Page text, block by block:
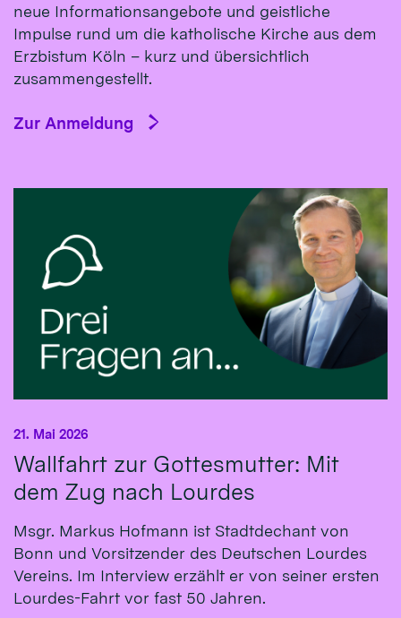
neue Informationsangebote und geistliche
Impulse rund um die katholische Kirche aus dem
Erzbistum Köln – kurz und übersichtlich
zusammengestellt.
Zur Anmeldung
Wallfahrt zur Gottesmutter: Mit
dem Zug nach Lourdes
21. Mai 2026
Msgr. Markus Hofmann ist Stadtdechant von
Bonn und Vorsitzender des Deutschen Lourdes
Vereins. Im Interview erzählt er von seiner ersten
Lourdes-Fahrt vor fast 50 Jahren.